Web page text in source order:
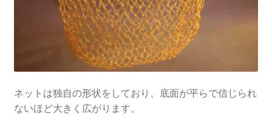
ネットは独自の形状をしており、底面が平らで信じられ
ないほど大きく広がります。